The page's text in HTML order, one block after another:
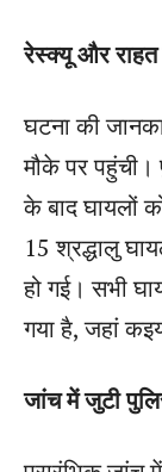
रेस्क्यू और राहत
घटना की
मौके पर
के बाद घायलों
15 श्रद्धालु
हो गई। सभी
गया है, जहां
जांच में जुटी